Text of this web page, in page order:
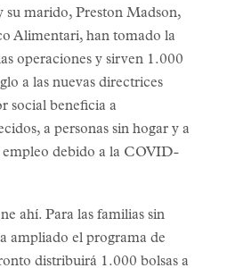
su marido, Preston Madson,
Alimentari, han tomado la
operaciones y sirven 1.000
a las nuevas directrices
social beneficia a
a personas sin hogar y a
empleo debido a la COVID-
ahí. Para las familias sin
ampliado el programa de
distribuirá 1.000 bolsas a